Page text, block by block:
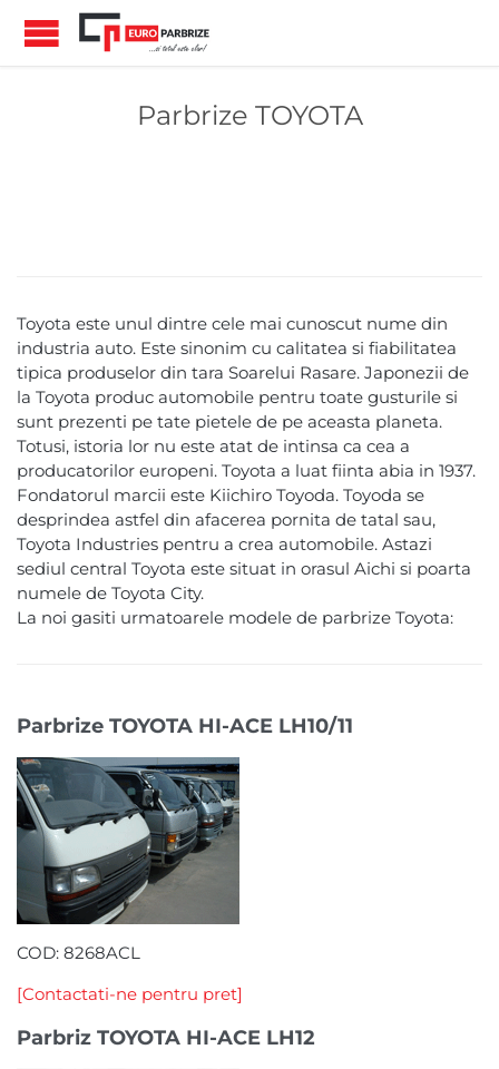
Parbrize TOYOTA
Toyota este unul dintre cele mai cunoscut nume din
industria auto. Este sinonim cu calitatea si fiabilitatea
tipica produselor din tara Soarelui Rasare. Japonezii de
la Toyota produc automobile pentru toate gusturile si
sunt prezenti pe tate pietele de pe aceasta planeta.
Totusi, istoria lor nu este atat de intinsa ca cea a
producatorilor europeni. Toyota a luat fiinta abia in 1937.
Fondatorul marcii este Kiichiro Toyoda. Toyoda se
desprindea astfel din afacerea pornita de tatal sau,
Toyota Industries pentru a crea automobile. Astazi
sediul central Toyota este situat in orasul Aichi si poarta
numele de Toyota City.
La noi gasiti urmatoarele modele de parbrize Toyota:
Parbrize TOYOTA HI-ACE LH10/11
COD: 8268ACL
[Contactati-ne pentru pret]
Parbriz TOYOTA HI-ACE LH12